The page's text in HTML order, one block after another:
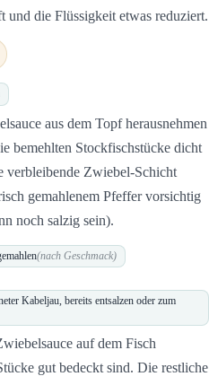
und die Flüssigkeit etwas reduziert.
aus dem Topf herausnehmen
bemehlten Stockfischstücke dicht
verbleibende Zwiebel-Schicht
gemahlenem Pfeffer vorsichtig
noch salzig sein).
(nach Geschmack)
Kabeljau, bereits entsalzen oder zum
auf dem Fisch
gut bedeckt sind. Die restliche